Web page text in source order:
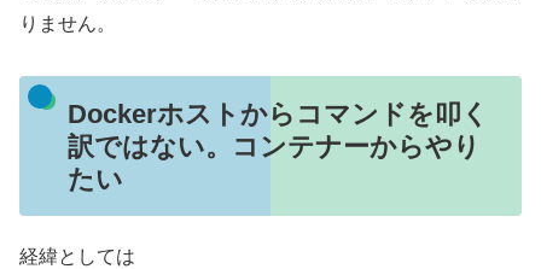
りません。
Dockerホストからコマンドを叩く
訳ではない。コンテナーからやり
たい
経緯としては